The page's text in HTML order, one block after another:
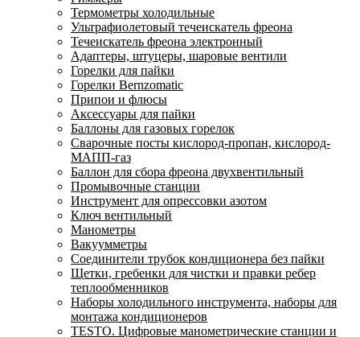
Термометры холодильные
Ультрафиолетовый течеискатель фреона
Течеискатель фреона электронный
Адаптеры, штуцеры, шаровые вентили
Горелки для пайки
Горелки Bernzomatic
Припои и флюсы
Аксессуары для пайки
Баллоны для газовых горелок
Сварочные посты кислород-пропан, кислород-
МАПП-газ
Баллон для сбора фреона двухвентильный
Промывочные станции
Инструмент для опрессовки азотом
Ключ вентильный
Манометры
Вакуумметры
Соединители трубок кондиционера без пайки
Щетки, гребенки для чистки и правки ребер
теплообменников
Наборы холодильного инструмента, наборы для
монтажа кондиционеров
TESTO. Цифровые манометрические станции и